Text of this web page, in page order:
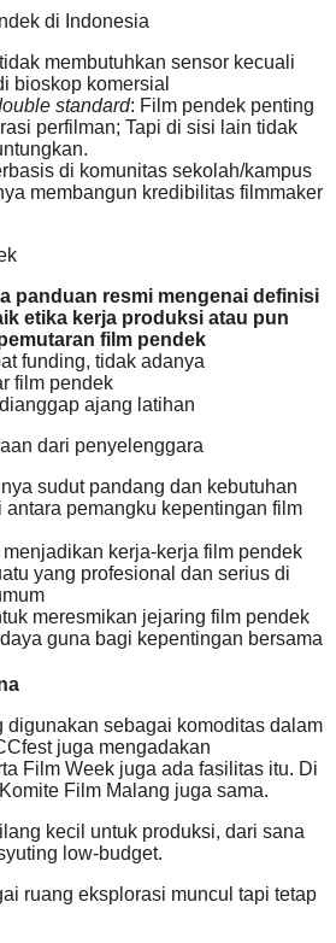
di Indonesia
membutuhkan sensor kecuali
bioskop komersial
standard: Film pendek penting
perfilman; Tapi di sisi lain tidak
di komunitas sekolah/kampus
membangun kredibilitas filmmaker
panduan resmi mengenai definisi
etika kerja produksi atau pun
film pendek
funding, tidak adanya
film pendek
ajang latihan
dari penyelenggara
sudut pandang dan kebutuhan
antara pemangku kepentingan film
kerja-kerja film pendek
yang profesional dan serius di
meresmikan jejaring film pendek
guna bagi kepentingan bersama
digunakan sebagai komoditas dalam
juga mengadakan
Film Week juga ada fasilitas itu. Di
Film Malang juga sama.
kecil untuk produksi, dari sana
low-budget.
ruang eksplorasi muncul tapi tetap